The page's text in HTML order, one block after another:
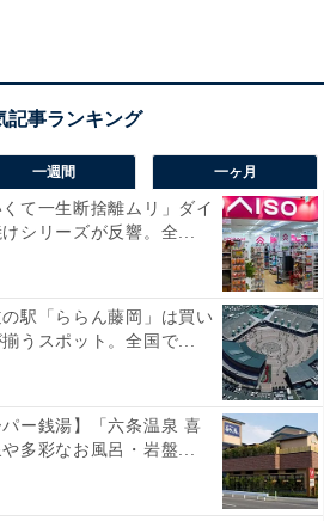
駅より送迎車で5分／嬉野ICより
1万9800円
格は変動します
クアウト
一週間 一ヶ月
くて一生断捨離ムリ」ダイ
シリーズが反響。全...
の駅「ららん藤岡」は買い
うスポット。全国で...
パー銭湯】「六条温泉 喜
多彩なお風呂・岩盤...